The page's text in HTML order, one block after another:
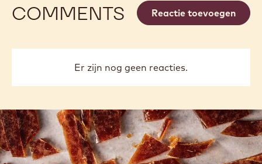
COMMENTS Reactie toevoegen
Er zijn nog geen reacties.